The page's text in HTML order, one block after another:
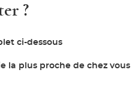
?
ci-dessous
la plus proche de chez vous